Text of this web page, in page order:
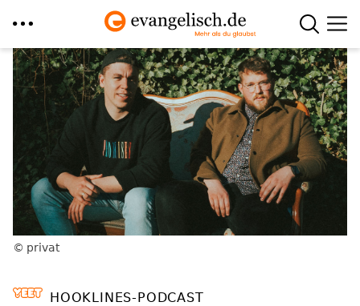
Direkt
zum
privat
HOOKLINES-PODCAST